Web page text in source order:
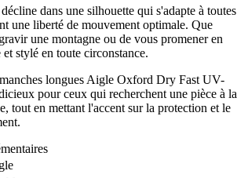
dans une silhouette qui s'adapte à toutes
une liberté de mouvement optimale. Que
une montagne ou de vous promener en
stylé en toute circonstance.
longues Aigle Oxford Dry Fast UV-
pour ceux qui recherchent une pièce à la
tout en mettant l'accent sur la protection et le